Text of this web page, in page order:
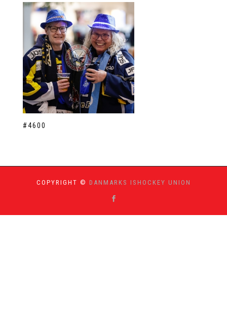
#4600
COPYRIGHT © DANMARKS ISHOCKEY UNION